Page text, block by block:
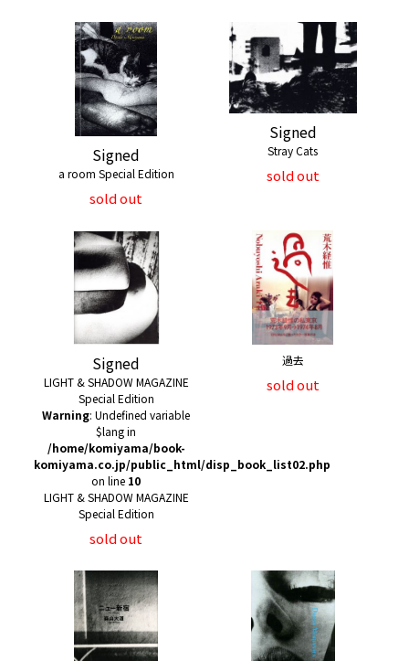
Signed
a room Special Edition
sold out
Signed
Stray Cats
sold out
Signed
LIGHT & SHADOW MAGAZINE
Special Edition
Warning: Undefined variable
$lang in
/home/komiyama/book-
komiyama.co.jp/public_html/disp_book_list02.php
on line 10
LIGHT & SHADOW MAGAZINE
Special Edition
sold out
過去
sold out